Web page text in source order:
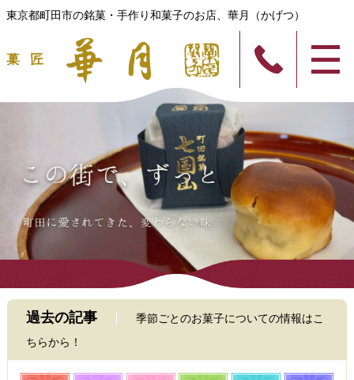
東京都町田市の銘菓・手作り和菓子のお店、華月（かげつ）
過去の記事
季節ごとのお菓子についての情報はこ
ちらから！